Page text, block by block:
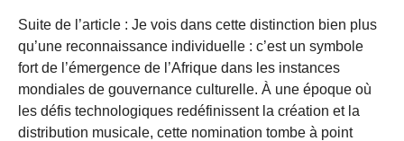
Suite de l’article : Je vois dans cette distinction bien plus
qu’une reconnaissance individuelle : c’est un symbole
fort de l’émergence de l’Afrique dans les instances
mondiales de gouvernance culturelle. À une époque où
les défis technologiques redéfinissent la création et la
distribution musicale, cette nomination tombe à point